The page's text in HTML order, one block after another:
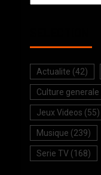
Actualite (42)
Culture generale
Jeux Videos (55)
Musique (239)
Serie TV (168)